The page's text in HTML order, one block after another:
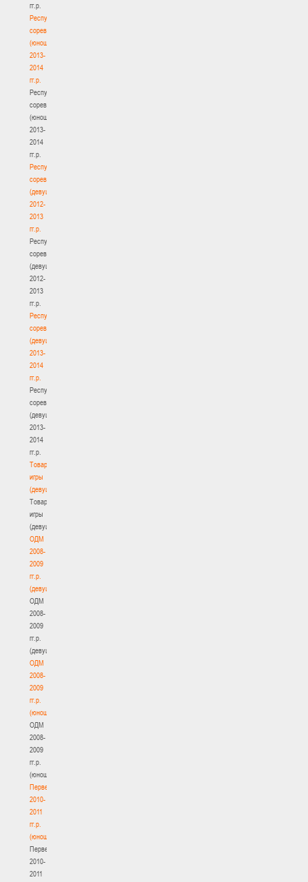
гг.р.
Республиканские
соревнования
(юноши)
2013-
2014
гг.р.
Республиканские
соревнования
(юноши)
2013-
2014
гг.р.
Республиканские
соревнования
(девушки)
2012-
2013
гг.р.
Республиканские
соревнования
(девушки)
2012-
2013
гг.р.
Республиканские
соревнования
(девушки)
2013-
2014
гг.р.
Республиканские
соревнования
(девушки)
2013-
2014
гг.р.
Товарищеские
игры
(девушки)
Товарищеские
игры
(девушки)
ОДМ
2008-
2009
гг.р.
(девушки)
ОДМ
2008-
2009
гг.р.
(девушки)
ОДМ
2008-
2009
гг.р.
(юноши)
ОДМ
2008-
2009
гг.р.
(юноши)
Первенство
2010-
2011
гг.р.
(юноши)
Первенство
2010-
2011